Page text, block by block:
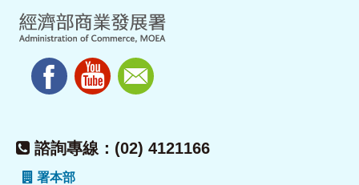
諮詢專線：(02) 4121166
署本部